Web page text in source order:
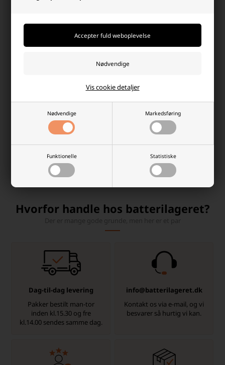
Nødvendige Markedsføring
Funktionelle Statistiske
Vis cookie detaljer
LED Voks Kronelys 3D-Flamme
med Dannebrog, 2 stk.
+
Snoede LED Voks Stagelys med
3D-Flamme H: 24,5 cm, 2 stk.
+
Hvorfor handle hos batterilageret?
Dag-til-dag levering
Pakker bestilt man-tor
inden kl.15.30 og fre
kl.14.00 sendes samme dag.
info@batterilageret.dk
Kontakt os via e-mail, og vi
besvarer så hurtig vi kan.